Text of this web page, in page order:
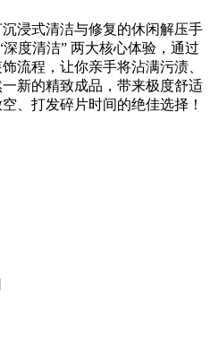
浸式清洁与修复的休闲解压手
度清洁” 两大核心体验，通过
流程，让你亲手将沾满污渍、
新的精致成品，带来极度舒适
、打发碎片时间的绝佳选择！